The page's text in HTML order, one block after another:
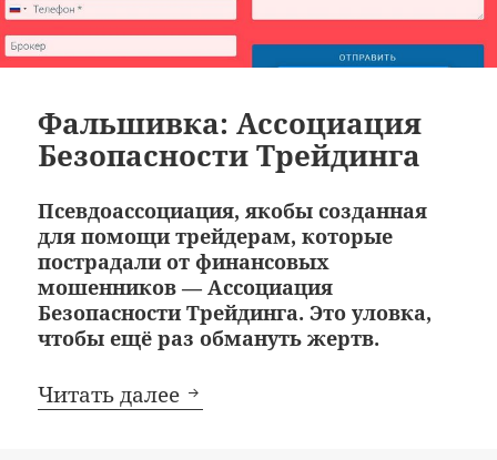
Фальшивка: Ассоциация
Безопасности Трейдинга
Псевдоассоциация, якобы созданная
для помощи трейдерам, которые
пострадали от финансовых
мошенников — Ассоциация
Безопасности Трейдинга. Это уловка,
чтобы ещё раз обмануть жертв.
Читать далее Фальшивка: Ассоциация